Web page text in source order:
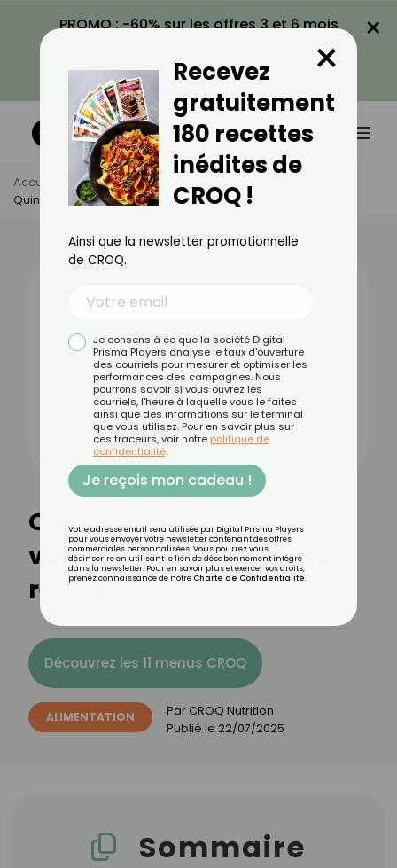
PROMO : -60% sur les offres 3 et 6 mois
VOIR LA PROMO
×
Accueil Actus
Alimentation
Quinoa Cuit : Bienfaits, Valeurs Nutritionnelles Et Recettes
Quinoa cuit : bienfaits,
valeurs nutritionnelles et
recettes
Découvrez les 11 menus CROQ
ALIMENTATION Par CROQ Nutrition
Publié le 22/07/2025
Sommaire
Recevez
gratuitement
180 recettes
inédites de
CROQ !
×
Ainsi que la newsletter promotionnelle
de CROQ.
Je consens à ce que la société Digital
Prisma Players analyse le taux d'ouverture
des courriels pour mesurer et optimiser les
performances des campagnes. Nous
pourrons savoir si vous ouvrez les
courriels, l'heure à laquelle vous le faites
ainsi que des informations sur le terminal
que vous utilisez. Pour en savoir plus sur
ces traceurs, voir notre politique de
confidentialité.
Je reçois mon cadeau !
Votre adresse email sera utilisée par Digital Prisma Players
pour vous envoyer votre newsletter contenant des offres
commerciales personnalisées. Vous pourrez vous
désinscrire en utilisant le lien de désabonnement intégré
dans la newsletter. Pour en savoir plus et exercer vos droits,
prenez connaissance de notre Charte de Confidentialité.